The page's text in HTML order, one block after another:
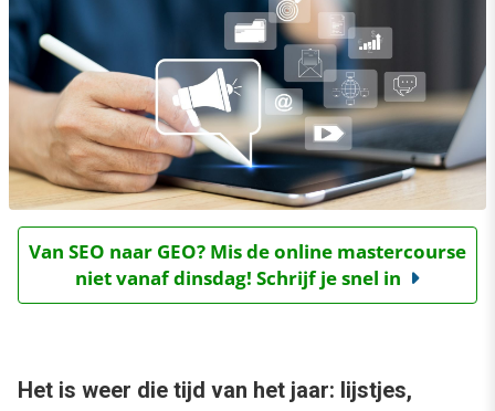
Van SEO naar GEO? Mis de online mastercourse
niet vanaf dinsdag! Schrijf je snel in
Het is weer die tijd van het jaar: lijstjes,